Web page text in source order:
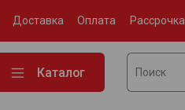
Доставка Оплата Рассрочка
Каталог